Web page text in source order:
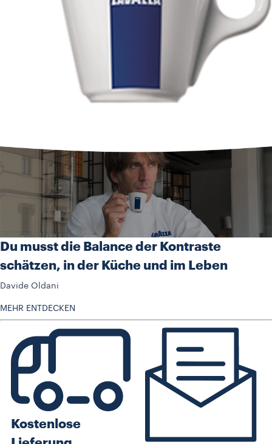
Du musst die Balance der Kontraste
schätzen, in der Küche und im Leben
Davide Oldani
MEHR ENTDECKEN
Kostenlose